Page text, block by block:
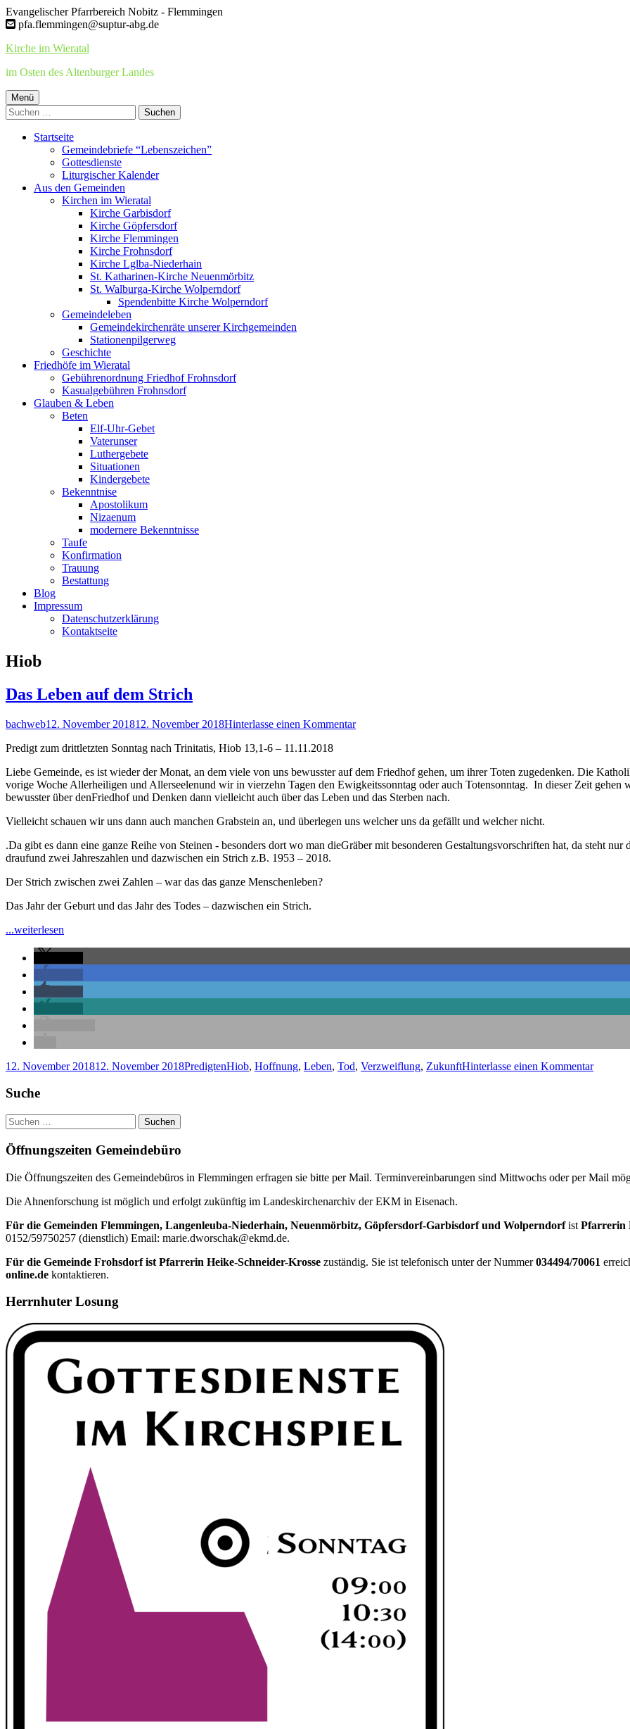
Springe
zum
Evangelischer Pfarrbereich Nobitz - Flemmingen
pfa.flemmingen@suptur-abg.de
Kirche im Wieratal
im Osten des Altenburger Landes
Primäres
Menü
Menü
Suchen
nach:
Startseite
Gemeindebriefe “Lebenszeichen”
Gottesdienste
Liturgischer Kalender
Aus den Gemeinden
Kirchen im Wieratal
Kirche Garbisdorf
Kirche Göpfersdorf
Kirche Flemmingen
Kirche Frohnsdorf
Kirche Lglba-Niederhain
St. Katharinen-Kirche Neuenmörbitz
St. Walburga-Kirche Wolperndorf
Spendenbitte Kirche Wolperndorf
Gemeindeleben
Gemeindekirchenräte unserer Kirchgemeinden
Stationenpilgerweg
Geschichte
Friedhöfe im Wieratal
Gebührenordnung Friedhof Frohnsdorf
Kasualgebühren Frohnsdorf
Glauben & Leben
Beten
Elf-Uhr-Gebet
Vaterunser
Luthergebete
Situationen
Kindergebete
Bekenntnise
Apostolikum
Nizaenum
modernere Bekenntnisse
Taufe
Konfirmation
Trauung
Bestattung
Blog
Impressum
Datenschutzerklärung
Kontaktseite
Schlagwort:
Hiob
Das Leben auf dem Strich
Autor
bachwebVeröffentlicht
12. November 201812. November 2018Hinterlasse einen Kommentarzu
dem
Strich
Predigt zum drittletzten Sonntag nach Trinitatis, Hiob 13,1-6 – 11.11.2018
Liebe Gemeinde, es ist wieder der Monat, an dem viele von uns bewusster auf dem Friedhof gehen, um ihrer Toten zugedenken. Die
vorige Woche Allerheiligen und Allerseelenund wir in vierzehn Tagen den Ewigkeitssonntag oder auch Totensonntag. In dieser Zeit gehen
bewusster über denFriedhof und Denken dann vielleicht auch über das Leben und das Sterben nach.
Vielleicht schauen wir uns dann auch manchen Grabstein an, und überlegen uns welcher uns da gefällt und welcher nicht.
.Da gibt es dann eine ganze Reihe von Steinen - besonders dort wo man dieGräber mit besonderen Gestaltungsvorschriften hat, da steht nur
draufund zwei Jahreszahlen und dazwischen ein Strich z.B. 1953 – 2018.
Der Strich zwischen zwei Zahlen – war das das ganze Menschenleben?
Das Jahr der Geburt und das Jahr des Todes – dazwischen ein Strich.
...weiterlesen
auf
dem
Strich"
Veröffentlicht
12. November 201812. November 2018Kategorien
PredigtenSchlagwörter
Hiob, Hoffnung, Leben, Tod, Verzweiflung, ZukunftHinterlasse einen Kommentarzu
Haupt-
Seitenleiste
Suche
Suchen
nach:
Öffnungszeiten Gemeindebüro
Die Öffnungszeiten des Gemeindebüros in Flemmingen erfragen sie bitte per Mail. Terminvereinbarungen sind Mittwochs oder per Mail
Die Ahnenforschung ist möglich und erfolgt zukünftig im Landeskirchenarchiv der EKM in Eisenach.
Für die Gemeinden Flemmingen, Langenleuba-Niederhain, Neuenmörbitz, Göpfersdorf-Garbisdorf und Wolperndorfist Pfarrerin
0152/59750257 (dienstlich) Email: marie.dworschak@ekmd.de.
Für die Gemeinde Frohsdorf ist Pfarrerin Heike-Schneider-Krosse zuständig. Sie ist telefonisch unter der Nummer034494/70061
online.de kontaktieren.
Herrnhuter Losung